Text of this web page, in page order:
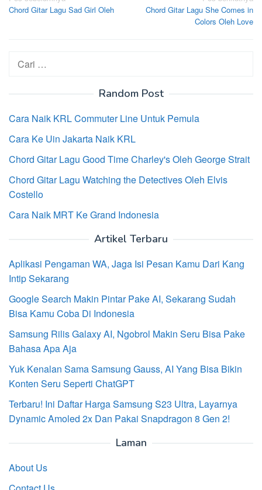
pos
Chord Gitar Lagu Sad Girl Oleh
Chord Gitar Lagu She Comes in
Colors Oleh Love
Cari
untuk:
Random Post
Cara Naik KRL Commuter Line Untuk Pemula
Cara Ke Uin Jakarta Naik KRL
Chord Gitar Lagu Good Time Charley's Oleh George Strait
Chord Gitar Lagu Watching the Detectives Oleh Elvis
Costello
Cara Naik MRT Ke Grand Indonesia
Artikel Terbaru
Aplikasi Pengaman WA, Jaga Isi Pesan Kamu Dari Kang
Intip Sekarang
Google Search Makin Pintar Pake AI, Sekarang Sudah
Bisa Kamu Coba Di Indonesia
Samsung Rilis Galaxy AI, Ngobrol Makin Seru Bisa Pake
Bahasa Apa Aja
Yuk Kenalan Sama Samsung Gauss, AI Yang Bisa Bikin
Konten Seru Seperti ChatGPT
Terbaru! Ini Daftar Harga Samsung S23 Ultra, Layarnya
Dynamic Amoled 2x Dan Pakai Snapdragon 8 Gen 2!
Laman
About Us